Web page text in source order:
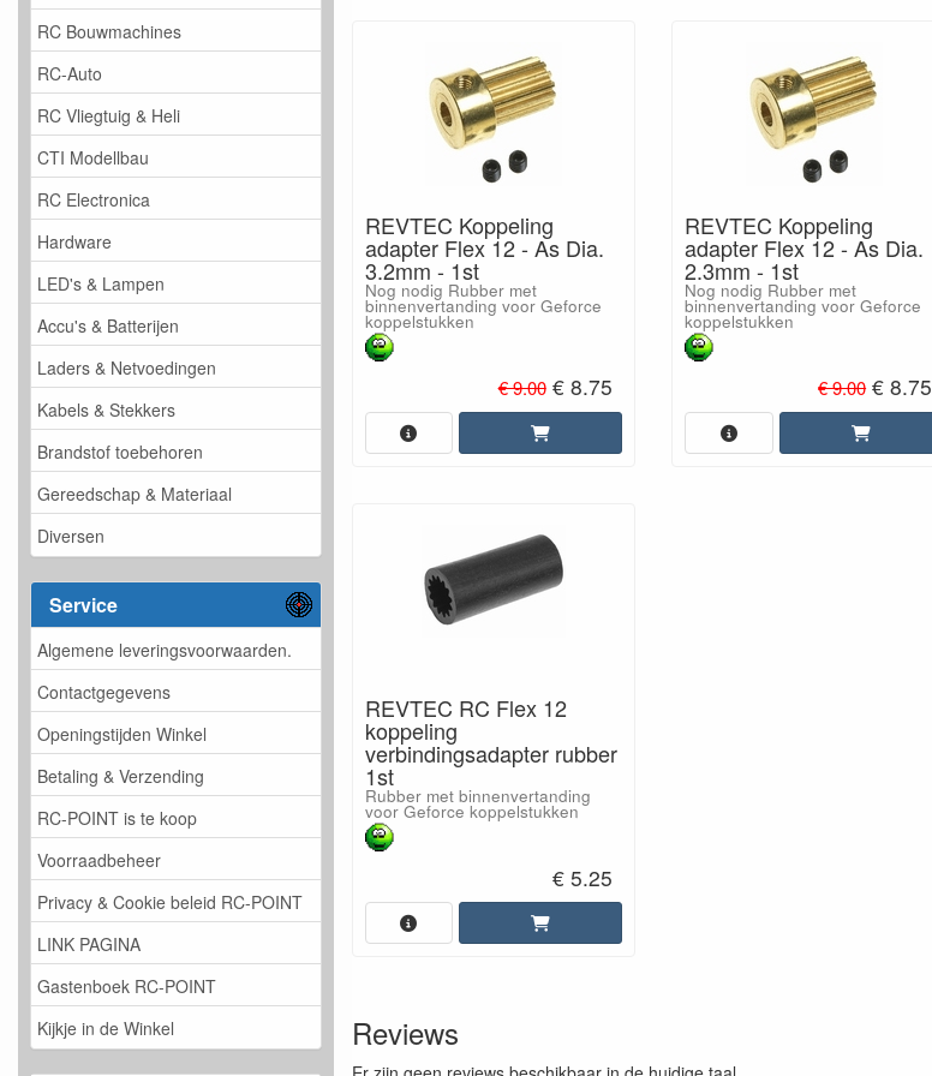
RC Bouwmachines
RC-Auto
RC Vliegtuig & Heli
CTI Modellbau
RC Electronica
Hardware
LED's & Lampen
Accu's & Batterijen
Laders & Netvoedingen
Kabels & Stekkers
Brandstof toebehoren
Gereedschap & Materiaal
Diversen
Service
Algemene leveringsvoorwaarden.
Contactgegevens
Openingstijden Winkel
Betaling & Verzending
RC-POINT is te koop
Voorraadbeheer
Privacy & Cookie beleid RC-POINT
LINK PAGINA
Gastenboek RC-POINT
Kijkje in de Winkel
REVTEC Koppeling
adapter Flex 12 - As Dia.
3.2mm - 1st
Nog nodig Rubber met
binnenvertanding voor Geforce
koppelstukken
€ 9.00€ 8.75
REVTEC Koppeling
adapter Flex 12 - As Dia.
2.3mm - 1st
Nog nodig Rubber met
binnenvertanding voor Geforce
koppelstukken
€ 9.00€ 8.75
REVTEC RC Flex 12
koppeling
verbindingsadapter rubber
1st
Rubber met binnenvertanding
voor Geforce koppelstukken
€ 5.25
Reviews